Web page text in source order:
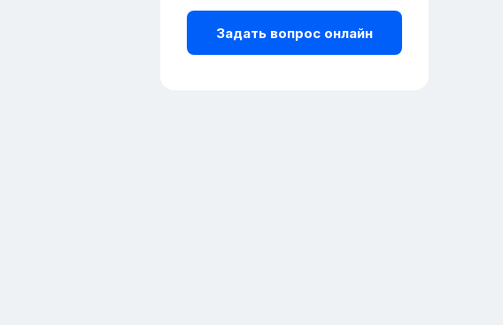
Задать вопрос онлайн